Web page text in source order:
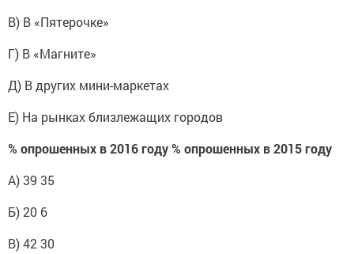
В) В «Пятерочке»
Г) В «Магните»
Д) В других мини-маркетах
Е) На рынках близлежащих городов
% опрошенных в 2016 году % опрошенных в 2015 году
А) 39 35
Б) 20 6
В) 42 30